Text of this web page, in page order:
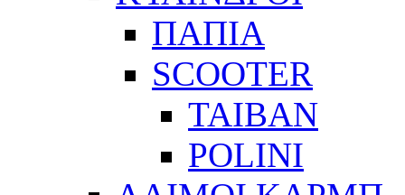
ΠΑΠΙΑ
SCOOTER
ΤΑΙΒΑΝ
POLINI